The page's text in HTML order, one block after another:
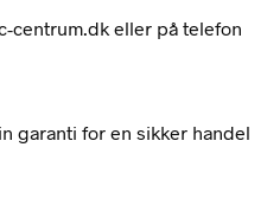
centrum.dk eller på telefon
garanti for en sikker handel